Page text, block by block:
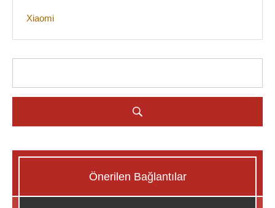
Xiaomi
Önerilen Bağlantılar